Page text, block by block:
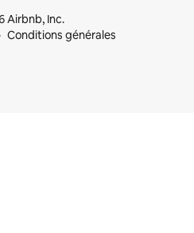
Airbnb, Inc.
Conditions générales